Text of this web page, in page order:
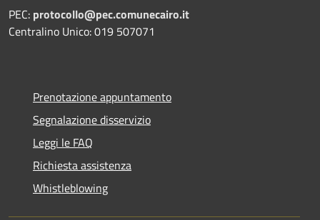
PEC: protocollo@pec.comunecairo.it
Centralino Unico: 019 507071
Prenotazione appuntamento
Segnalazione disservizio
Leggi le FAQ
Richiesta assistenza
Whistleblowing